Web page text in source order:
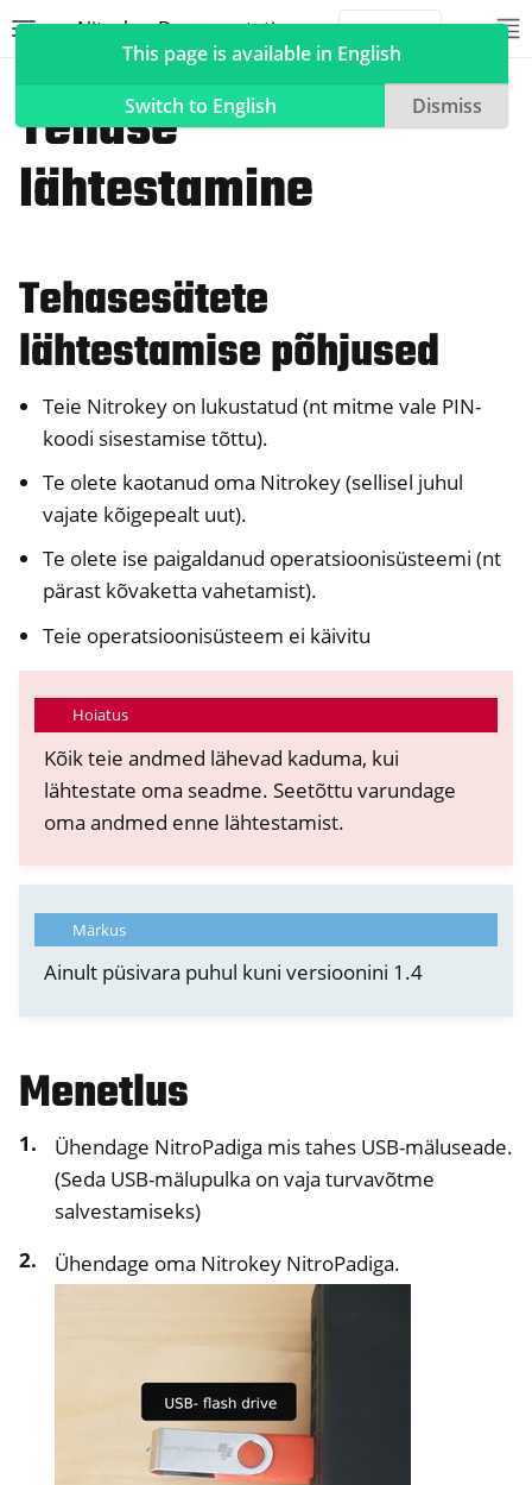
Nitrokey Documentation
navigation of Ubuntu
navigation of QubesOS
navigation of NextBox
navigation of NitroWall
navigation of NitroWall NW750
Tehase
lähtestamine
Tehasesätete
lähtestamise põhjused
Teie Nitrokey on lukustatud (nt mitme vale PIN-
koodi sisestamise tõttu).
Te olete kaotanud oma Nitrokey (sellisel juhul
vajate kõigepealt uut).
Te olete ise paigaldanud operatsioonisüsteemi (nt
pärast kõvaketta vahetamist).
Teie operatsioonisüsteem ei käivitu
Hoiatus
Kõik teie andmed lähevad kaduma, kui
lähtestate oma seadme. Seetõttu varundage
oma andmed enne lähtestamist.
Märkus
Ainult püsivara puhul kuni versioonini 1.4
Menetlus
Ühendage NitroPadiga mis tahes USB-mäluseade.
(Seda USB-mälupulka on vaja turvavõtme
salvestamiseks)
Ühendage oma Nitrokey NitroPadiga.
This page is available in English
Switch to English
Dismiss